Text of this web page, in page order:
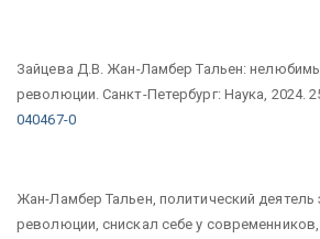
Зайцева Д.В. Жан-Ламбер Тальен:
революции. Санкт-Петербург: Наука, 2024.
040467-0
Жан-Ламбер Тальен, политический деятель
революции, снискал себе у